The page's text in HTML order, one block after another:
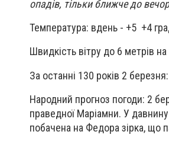
опадів, тільки ближче до
Температура: вдень - +5 +4
Швидкість вітру до 6 метрів
За останні 130 років 2
Народний прогноз погоди: 2
праведної Маріамни. У
побачена на Федора зірка, що